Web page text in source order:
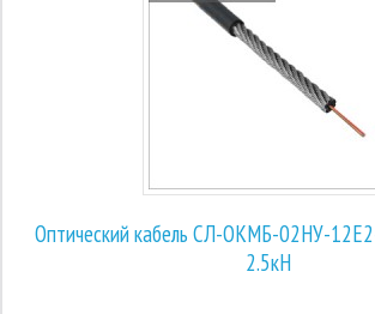
Оптический кабель СЛ-ОКМБ-02НУ-
2.5кН